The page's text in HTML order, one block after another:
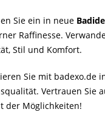
Sie ein in neue
Raffinesse.
Stil und Komfort.
Sie mit badexo.de
Vertrauen Sie
der Möglichkeiten!